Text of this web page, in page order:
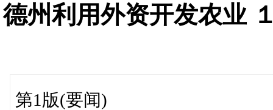
德州利用外资开发农业
第1版(要闻)